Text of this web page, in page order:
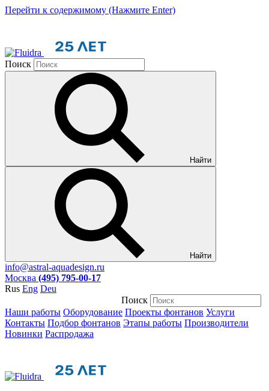
Перейти к содержимому (Нажмите Enter)
Поиск
Найти
Найти
info@astral-aquadesign.ru
Москва (495) 795-00-17
Rus Eng Deu
Поиск
Наши работы Оборудование Проекты фонтанов Услуги
Контакты Подбор фонтанов Этапы работы Производители
Новинки Распродажа